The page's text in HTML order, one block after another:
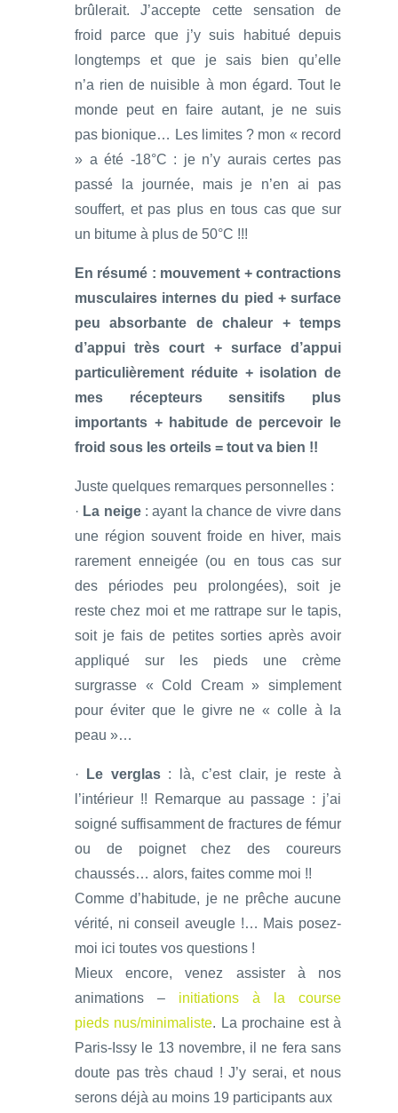
brûlerait. J’accepte cette sensation de
froid parce que j’y suis habitué depuis
longtemps et que je sais bien qu’elle
n’a rien de nuisible à mon égard. Tout le
monde peut en faire autant, je ne suis
pas bionique… Les limites ? mon « record
» a été -18°C : je n’y aurais certes pas
passé la journée, mais je n’en ai pas
souffert, et pas plus en tous cas que sur
un bitume à plus de 50°C !!!
En résumé : mouvement + contractions
musculaires internes du pied + surface
peu absorbante de chaleur + temps
d’appui très court + surface d’appui
particulièrement réduite + isolation de
mes récepteurs sensitifs plus
importants + habitude de percevoir le
froid sous les orteils = tout va bien !!
Juste quelques remarques personnelles :
· La neige: ayant la chance de vivre dans
une région souvent froide en hiver, mais
rarement enneigée (ou en tous cas sur
des périodes peu prolongées), soit je
reste chez moi et me rattrape sur le tapis,
soit je fais de petites sorties après avoir
appliqué sur les pieds une crème
surgrasse « Cold Cream » simplement
pour éviter que le givre ne « colle à la
peau »…
· Le verglas: là, c’est clair, je reste à
l’intérieur !! Remarque au passage : j’ai
soigné suffisamment de fractures de fémur
ou de poignet chez des coureurs
chaussés… alors, faites comme moi !!
Comme d’habitude, je ne prêche aucune
vérité, ni conseil aveugle !… Mais posez-
moi ici toutes vos questions !
Mieux encore, venez assister à nos
animations – initiations à la course
pieds nus/minimaliste. La prochaine est à
Paris-Issy le 13 novembre, il ne fera sans
doute pas très chaud ! J’y serai, et nous
serons déjà au moins 19 participants aux